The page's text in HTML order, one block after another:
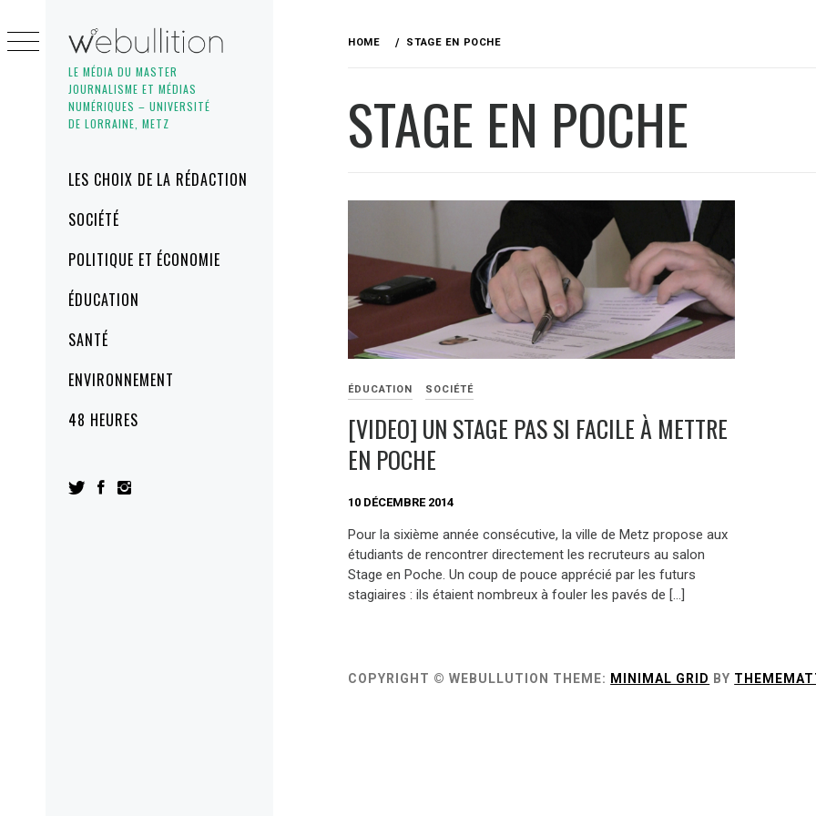
LE MÉDIA DU MASTER
JOURNALISME ET MÉDIAS
NUMÉRIQUES – UNIVERSITÉ
DE LORRAINE, METZ
MenuLES CHOIX DE LA RÉDACTION
SOCIÉTÉ
POLITIQUE ET ÉCONOMIE
ÉDUCATION
SANTÉ
ENVIRONNEMENT
48 HEURES
to
content
HOME STAGE EN POCHE
STAGE EN POCHE
ÉDUCATION SOCIÉTÉ
[VIDEO] UN STAGE PAS SI FACILE À METTRE
EN POCHE
10 DÉCEMBRE 2014
Pour la sixième année consécutive, la ville de Metz propose aux
étudiants de rencontrer directement les recruteurs au salon
Stage en Poche. Un coup de pouce apprécié par les futurs
stagiaires : ils étaient nombreux à fouler les pavés de […]
COPYRIGHT © WEBULLUTION THEME: MINIMAL GRID BY